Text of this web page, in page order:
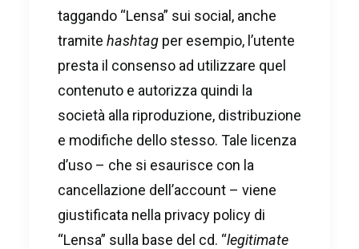
taggando “Lensa” sui social, anche
tramite hashtag per esempio, l’utente
presta il consenso ad utilizzare quel
contenuto e autorizza quindi la
società alla riproduzione, distribuzione
e modifiche dello stesso. Tale licenza
d’uso – che si esaurisce con la
cancellazione dell’account – viene
giustificata nella privacy policy di
“Lensa” sulla base del cd. “legitimate